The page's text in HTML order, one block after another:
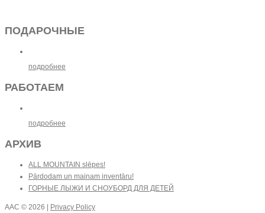
ПОДАРОЧНЫЕ
подробнее
РАБОТАЕМ
подробнее
АРХИВ
ALL MOUNTAIN slēpes!
Pārdodam un mainam inventāru!
ГОРНЫЕ ЛЫЖИ И СНОУБОРД ДЛЯ ДЕТЕЙ
AAC © 2026 | Privacy Policy